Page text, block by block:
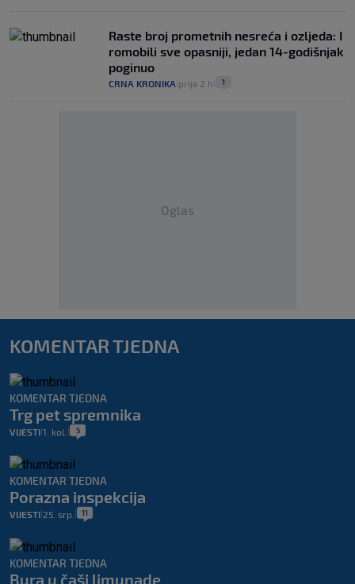
Raste broj prometnih nesreća i ozljeda: I
romobili sve opasniji, jedan 14-godišnjak
poginuo
CRNA KRONIKA prije 2 h 1
Oglas
KOMENTAR TJEDNA
KOMENTAR TJEDNA
Trg pet spremnika
VIJESTI 1. kol. 5
KOMENTAR TJEDNA
Porazna inspekcija
VIJESTI 25. srp. 11
KOMENTAR TJEDNA
Bura u čaši limunade